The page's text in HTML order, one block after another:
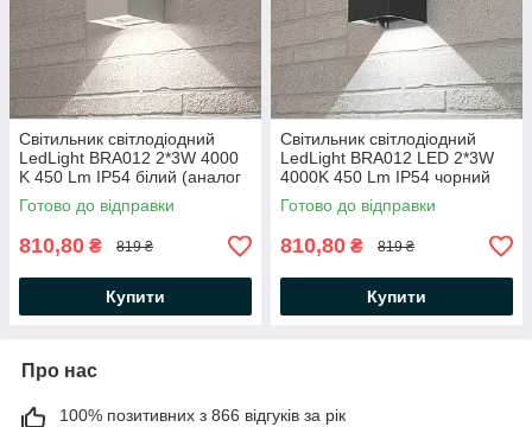
Світильник світлодіодний
LedLight BRA012 2*3W 4000
K 450 Lm IP54 білий (аналог
DH012)
Готово до відправки
810,80 ₴ 819 ₴
Купити
Світильник світлодіодний
LedLight BRA012 LED 2*3W
4000K 450 Lm IP54 чорний
(аналог DH012)
Готово до відправки
810,80 ₴ 819 ₴
Купити
Про нас
100% позитивних з 866 відгуків за рік